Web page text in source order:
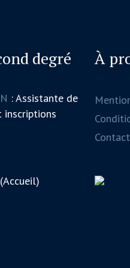
degré
: Assistante de
inscriptions
À
Contact